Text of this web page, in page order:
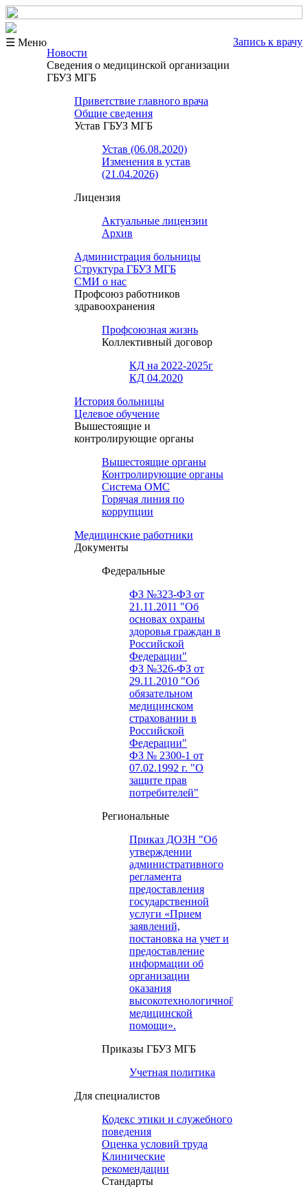
☰ Меню
Запись к врачу
Новости
Сведения о медицинской организации
ГБУЗ МГБ
Приветствие главного врача
Общие сведения
Устав ГБУЗ МГБ
Устав (06.08.2020)
Изменения в устав
(21.04.2026)
Лицензия
Актуальные лицензии
Архив
Администрация больницы
Структура ГБУЗ МГБ
СМИ о нас
Профсоюз работников
здравоохранения
Профсоюзная жизнь
Коллективный договор
КД на 2022-2025г
КД 04.2020
История больницы
Целевое обучение
Вышестоящие и
контролирующие органы
Вышестоящие органы
Контролирующие органы
Система ОМС
Горячая линия по
коррупции
Медицинские работники
Документы
Федеральные
ФЗ №323-ФЗ от
21.11.2011 "Об
основах охраны
здоровья граждан в
Российской
Федерации"
ФЗ №326-ФЗ от
29.11.2010 "Об
обязательном
медицинском
страховании в
Российской
Федерации"
ФЗ № 2300-1 от
07.02.1992 г. "О
защите прав
потребителей"
Региональные
Приказ ДОЗН "Об
утверждении
административного
регламента
предоставления
государственной
услуги «Прием
заявлений,
постановка на учет и
предоставление
информации об
организации
оказания
высокотехнологичной
медицинской
помощи».
Приказы ГБУЗ МГБ
Учетная политика
Для специалистов
Кодекс этики и служебного
поведения
Оценка условий труда
Клинические
рекомендации
Cтандарты